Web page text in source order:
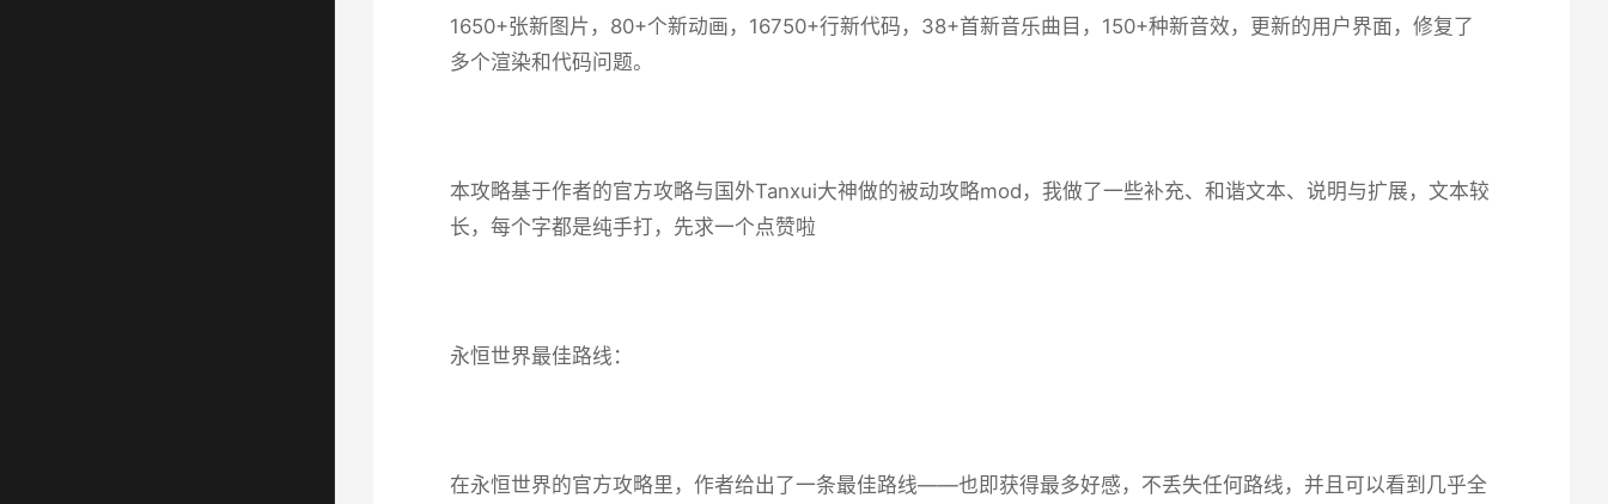
1650+张新图片，80+个新动画，16750+行新代码，38+首新音乐曲目，150+种新音效，更新的用户界面，修复了
多个渲染和代码问题。
本攻略基于作者的官方攻略与国外Tanxui大神做的被动攻略mod，我做了一些补充、和谐文本、说明与扩展，文本较
长，每个字都是纯手打，先求一个点赞啦
永恒世界最佳路线：
在永恒世界的官方攻略里，作者给出了一条最佳路线——也即获得最多好感，不丢失任何路线，并且可以看到几乎全